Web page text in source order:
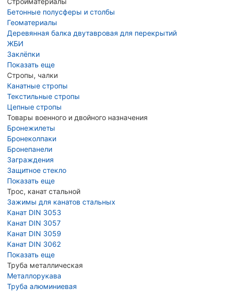
Бетонные полусферы и столбы
Геоматериалы
Деревянная балка двутавровая для перекрытий
ЖБИ
Заклёпки
Показать еще
Стропы, чалки
Канатные стропы
Текстильные стропы
Цепные стропы
Товары военного и двойного назначения
Бронежилеты
Бронеколпаки
Бронепанели
Заграждения
Защитное стекло
Показать еще
Трос, канат стальной
Зажимы для канатов стальных
Канат DIN 3053
Канат DIN 3057
Канат DIN 3059
Канат DIN 3062
Показать еще
Труба металлическая
Металлорукава
Труба алюминиевая